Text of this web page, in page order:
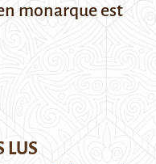
monarque est
LUS